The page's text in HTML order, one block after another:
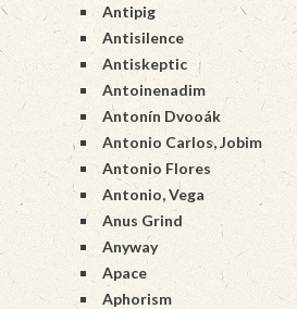
Antipig
Antisilence
Antiskeptic
Antoinenadim
Antonín Dvooák
Antonio Carlos, Jobim
Antonio Flores
Antonio, Vega
Anus Grind
Anyway
Apace
Aphorism